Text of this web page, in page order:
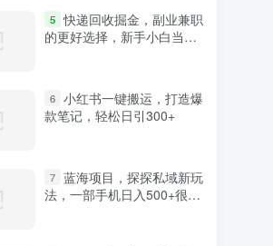
5 快递回收掘金，副业兼职
的更好选择，新手小白当天
6 小红书一键搬运，打造爆
款笔记，轻松日引300+
7 蓝海项目，探探私域新玩
法，一部手机日入500+很轻